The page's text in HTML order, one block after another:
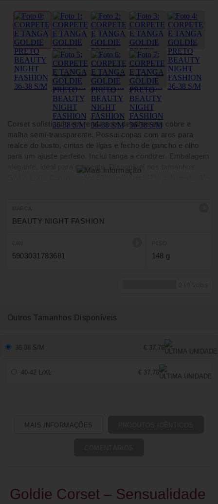
Corset sofisticado em renda com detalhes em cobre e
malha semi-transparente. Possui copas com aros para
realce do busto, cintas de ligas e fecho de gancho e olho
para um ajuste perfeito. Inclui tanga a condizer. Embalagem
elegante, ideal para presente. Disponível nos tamanhos
S/M e L/XL. Composição: 50% poliéster, 47% poliamida, 3%
BEAUTY NIGHT FASHION
5903031783681 148 g
Outros Tamanhos Disponíveis
36-38 S/M € 37,76
40-42 L/XL € 37,76
MAIS INFORMAÇÕES
Goldie Corset – Sensualidade